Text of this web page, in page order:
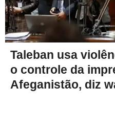
Taleban usa
o controle da
Afeganistão, diz